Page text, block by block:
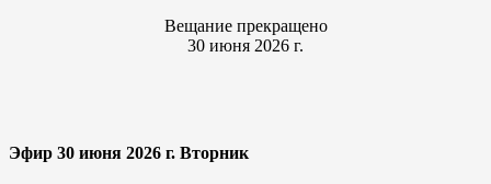
Вещание прекращено
30 июня 2026 г.
Эфир 30 июня 2026 г. Вторник